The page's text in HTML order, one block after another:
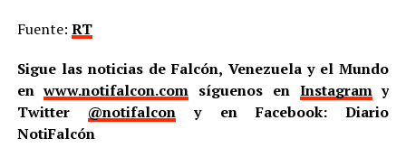
Fuente: RT
Sigue las noticias de Falcón, Venezuela y el Mundo
enwww.notifalcon.com síguenos en Instagramy
Twitter @notifalcon y en Facebook: Diario
NotiFalcón